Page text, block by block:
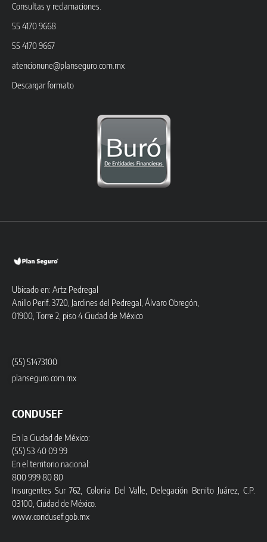
Consultas y reclamaciones.
55 4170 9668
55 4170 9667
atencionune@planseguro.com.mx
Descargar formato
Ubicado en: Artz Pedregal
Anillo Perif. 3720, Jardines del Pedregal, Álvaro Obregón,
01900, Torre 2, piso 4 Ciudad de México
(55) 51473100
planseguro.com.mx
CONDUSEF
En la Ciudad de México:
(55) 53 40 09 99
En el territorio nacional:
800 999 80 80
Insurgentes Sur 762, Colonia Del Valle, Delegación Benito Juárez, C.P.
03100, Ciudad de México.
www.condusef.gob.mx